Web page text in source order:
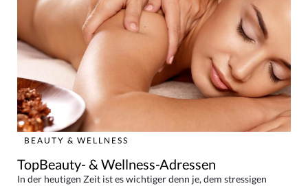
BEAUTY & WELLNESS
TopBeauty- & Wellness-Adressen
In der heutigen Zeit ist es wichtiger denn je, dem stressigen